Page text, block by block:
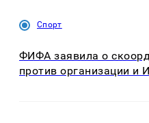
Спорт
ФИФА заявила о
против организации и